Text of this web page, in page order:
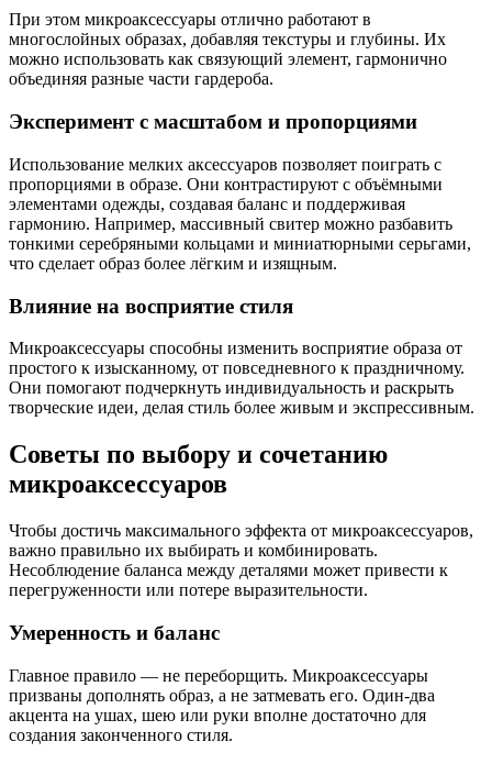
При этом микроаксессуары отлично работают в
многослойных образах, добавляя текстуры и глубины. Их
можно использовать как связующий элемент, гармонично
объединяя разные части гардероба.
Эксперимент с масштабом и пропорциями
Использование мелких аксессуаров позволяет поиграть с
пропорциями в образе. Они контрастируют с объёмными
элементами одежды, создавая баланс и поддерживая
гармонию. Например, массивный свитер можно разбавить
тонкими серебряными кольцами и миниатюрными серьгами,
что сделает образ более лёгким и изящным.
Влияние на восприятие стиля
Микроаксессуары способны изменить восприятие образа от
простого к изысканному, от повседневного к праздничному.
Они помогают подчеркнуть индивидуальность и раскрыть
творческие идеи, делая стиль более живым и экспрессивным.
Советы по выбору и сочетанию
микроаксессуаров
Чтобы достичь максимального эффекта от микроаксессуаров,
важно правильно их выбирать и комбинировать.
Несоблюдение баланса между деталями может привести к
перегруженности или потере выразительности.
Умеренность и баланс
Главное правило — не переборщить. Микроаксессуары
призваны дополнять образ, а не затмевать его. Один-два
акцента на ушах, шею или руки вполне достаточно для
создания законченного стиля.